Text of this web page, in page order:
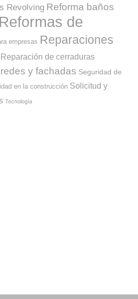
Revolving Reforma baños
Reformas de
empresas Reparaciones
Reparación de cerraduras
y fachadas Seguridad de
en la construcción Solicitud y
Tecnología